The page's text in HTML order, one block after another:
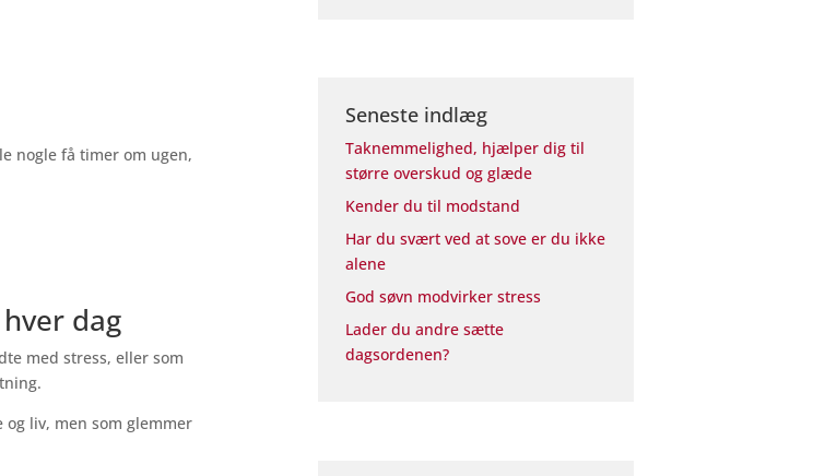
nogle få timer om ugen,
dag
med stress, eller som
og liv, men som glemmer
Seneste indlæg
Taknemmelighed, hjælper dig til
større overskud og glæde
Kender du til modstand
Har du svært ved at sove er du ikke
alene
God søvn modvirker stress
Lader du andre sætte
dagsordenen?